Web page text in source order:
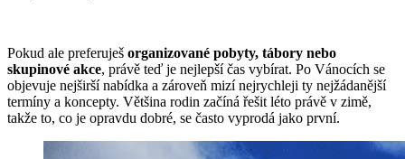
Pokud ale preferuješ organizované pobyty, tábory nebo
skupinové akce, právě teď je nejlepší čas vybírat. Po Vánocích se
objevuje nejširší nabídka a zároveň mizí nejrychleji ty nejžádanější
termíny a koncepty. Většina rodin začíná řešit léto právě v zimě,
takže to, co je opravdu dobré, se často vyprodá jako první.